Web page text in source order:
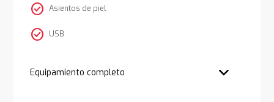
check_circle Asientos de piel
check_circle USB
Equipamiento completo